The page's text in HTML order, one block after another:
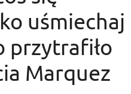
uśmiechaj
przytrafiło
Marquez